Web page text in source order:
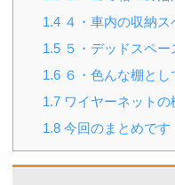
1.4 ４・車内の収納ス
1.5 ５・デッドスペ
1.6 ６・色んな棚とし
1.7 ワイヤーネット
1.8 今回のまとめです